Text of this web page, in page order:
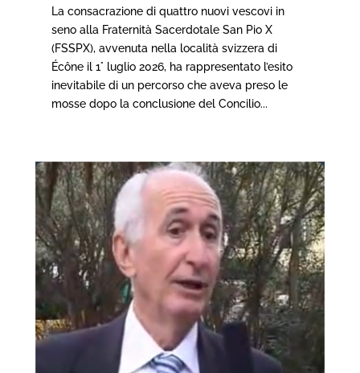
La consacrazione di quattro nuovi vescovi in
seno alla Fraternità Sacerdotale San Pio X
(FSSPX), avvenuta nella località svizzera di
Écône il 1° luglio 2026, ha rappresentato l’esito
inevitabile di un percorso che aveva preso le
mosse dopo la conclusione del Concilio...